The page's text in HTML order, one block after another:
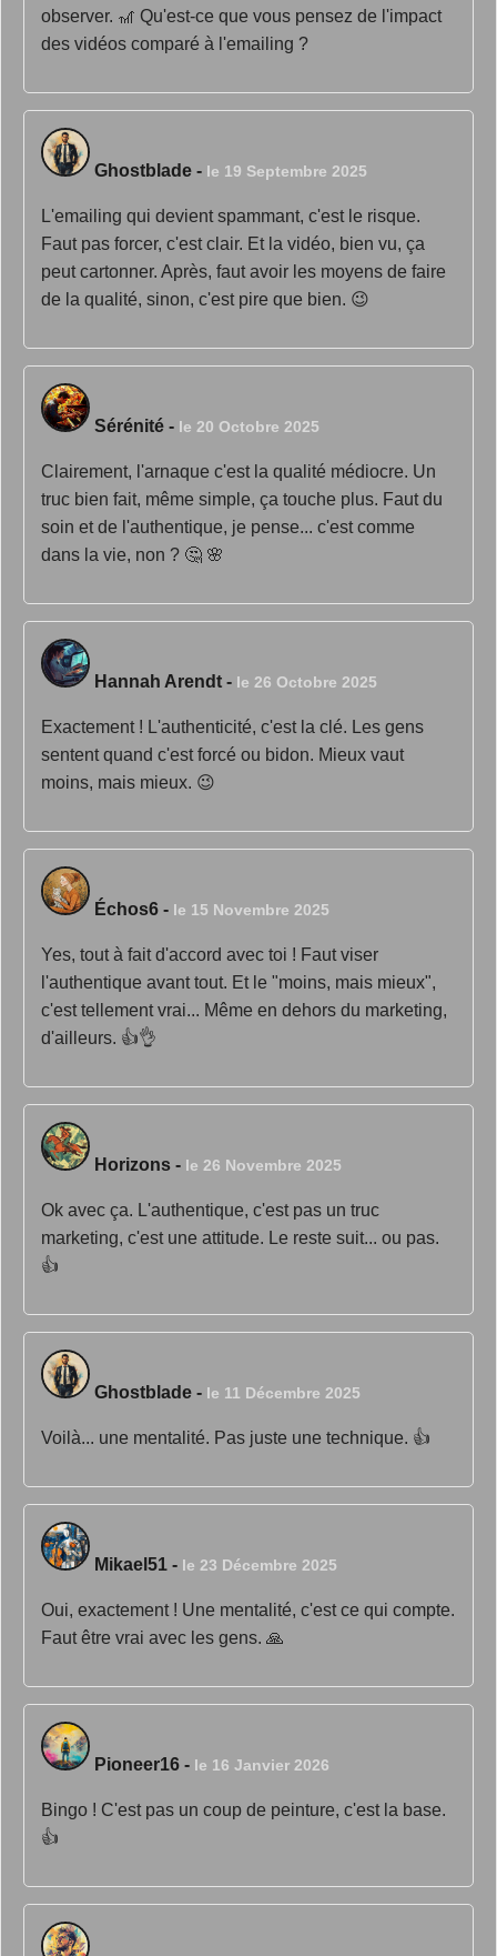
observer. 🎢 Qu'est-ce que vous pensez de l'impact
des vidéos comparé à l'emailing ?
Ghostblade - le 19 Septembre 2025
L'emailing qui devient spammant, c'est le risque.
Faut pas forcer, c'est clair. Et la vidéo, bien vu, ça
peut cartonner. Après, faut avoir les moyens de faire
de la qualité, sinon, c'est pire que bien. 😉
Sérénité - le 20 Octobre 2025
Clairement, l'arnaque c'est la qualité médiocre. Un
truc bien fait, même simple, ça touche plus. Faut du
soin et de l'authentique, je pense... c'est comme
dans la vie, non ? 🤔 🌸
Hannah Arendt - le 26 Octobre 2025
Exactement ! L'authenticité, c'est la clé. Les gens
sentent quand c'est forcé ou bidon. Mieux vaut
moins, mais mieux. 😉
Échos6 - le 15 Novembre 2025
Yes, tout à fait d'accord avec toi ! Faut viser
l'authentique avant tout. Et le "moins, mais mieux",
c'est tellement vrai... Même en dehors du marketing,
d'ailleurs. 👍👌
Horizons - le 26 Novembre 2025
Ok avec ça. L'authentique, c'est pas un truc
marketing, c'est une attitude. Le reste suit... ou pas.
👍
Ghostblade - le 11 Décembre 2025
Voilà... une mentalité. Pas juste une technique. 👍
Mikael51 - le 23 Décembre 2025
Oui, exactement ! Une mentalité, c'est ce qui compte.
Faut être vrai avec les gens. 🙏
Pioneer16 - le 16 Janvier 2026
Bingo ! C'est pas un coup de peinture, c'est la base.
👍